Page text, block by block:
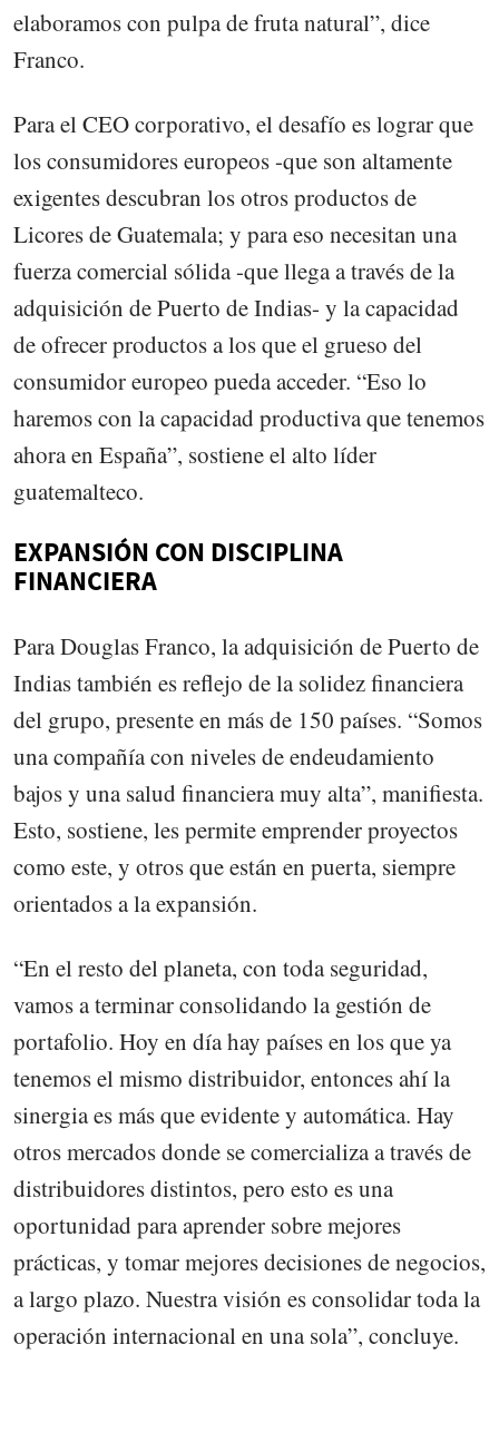
elaboramos con pulpa de fruta natural”, dice
Franco.
Para el CEO corporativo, el desafío es lograr que
los consumidores europeos -que son altamente
exigentes descubran los otros productos de
Licores de Guatemala; y para eso necesitan una
fuerza comercial sólida -que llega a través de la
adquisición de Puerto de Indias- y la capacidad
de ofrecer productos a los que el grueso del
consumidor europeo pueda acceder. “Eso lo
haremos con la capacidad productiva que tenemos
ahora en España”, sostiene el alto líder
guatemalteco.
EXPANSIÓN CON DISCIPLINA
FINANCIERA
Para Douglas Franco, la adquisición de Puerto de
Indias también es reflejo de la solidez financiera
del grupo, presente en más de 150 países. “Somos
una compañía con niveles de endeudamiento
bajos y una salud financiera muy alta”, manifiesta.
Esto, sostiene, les permite emprender proyectos
como este, y otros que están en puerta, siempre
orientados a la expansión.
“En el resto del planeta, con toda seguridad,
vamos a terminar consolidando la gestión de
portafolio. Hoy en día hay países en los que ya
tenemos el mismo distribuidor, entonces ahí la
sinergia es más que evidente y automática. Hay
otros mercados donde se comercializa a través de
distribuidores distintos, pero esto es una
oportunidad para aprender sobre mejores
prácticas, y tomar mejores decisiones de negocios,
a largo plazo. Nuestra visión es consolidar toda la
operación internacional en una sola”, concluye.